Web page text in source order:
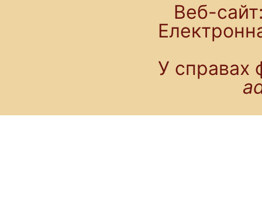
Веб-
У справах